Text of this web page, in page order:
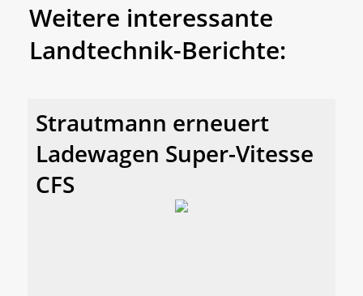
Weitere interessante
Landtechnik-Berichte:
Strautmann erneuert
Ladewagen Super-Vitesse
CFS